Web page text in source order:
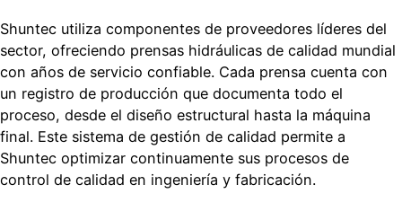
Shuntec utiliza componentes de proveedores líderes del
sector, ofreciendo prensas hidráulicas de calidad mundial
con años de servicio confiable. Cada prensa cuenta con
un registro de producción que documenta todo el
proceso, desde el diseño estructural hasta la máquina
final. Este sistema de gestión de calidad permite a
Shuntec optimizar continuamente sus procesos de
control de calidad en ingeniería y fabricación.